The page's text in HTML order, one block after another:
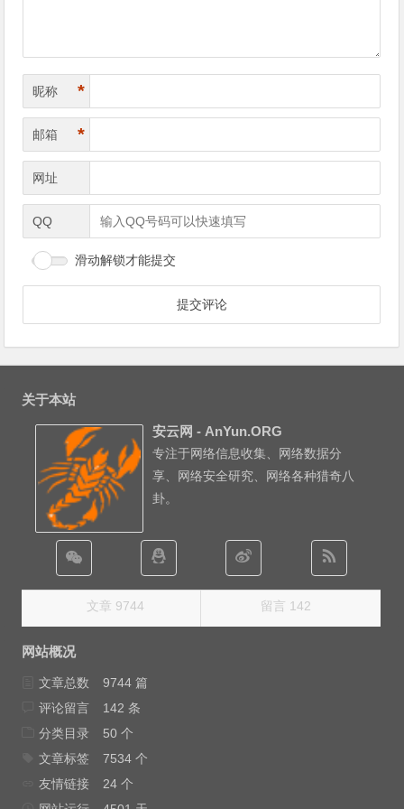
昵称 *
邮箱 *
网址
QQ
滑动解锁才能提交
关于本站
安云网 - AnYun.ORG
专注于网络信息收集、网络数据分
享、网络安全研究、网络各种猎奇八
卦。
文章 9744 留言 142
网站概况
文章总数
9744 篇
评论留言
142 条
分类目录
50 个
文章标签
7534 个
友情链接
24 个